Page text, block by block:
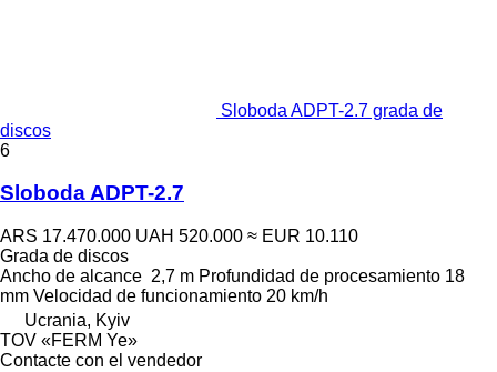
Sloboda ADPT-2.7 grada de
discos
6
Sloboda ADPT-2.7
ARS 17.470.000 UAH 520.000 ≈ EUR 10.110
Grada de discos
Ancho de alcance 2,7 m Profundidad de procesamiento 18
mm Velocidad de funcionamiento 20 km/h
Ucrania, Kyiv
TOV «FERM Ye»
Contacte con el vendedor